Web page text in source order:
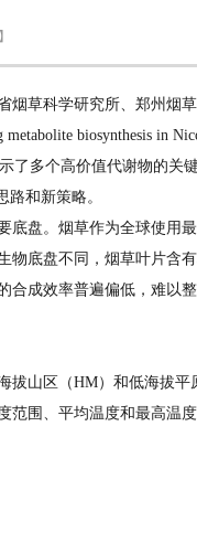
烟草科学研究所、郑州烟
biosynthesis in
了多个高价值代谢物的关
和新策略。
底盘。烟草作为全球使用
物底盘不同，烟草叶片含
合成效率普遍偏低，难以
山区（HM）和低海拔平
范围、平均温度和最高温